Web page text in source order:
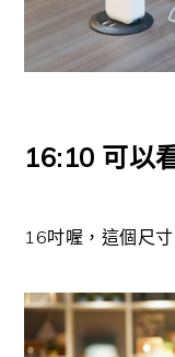
16:10 可以
16吋喔，這個尺